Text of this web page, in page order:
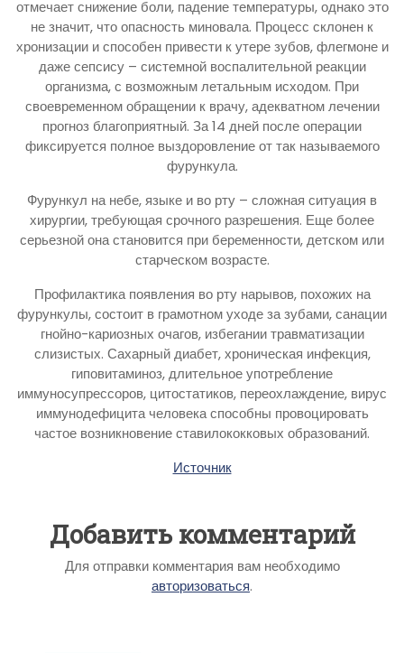
отмечает снижение боли, падение температуры, однако это
не значит, что опасность миновала. Процесс склонен к
хронизации и способен привести к утере зубов, флегмоне и
даже сепсису – системной воспалительной реакции
организма, с возможным летальным исходом. При
своевременном обращении к врачу, адекватном лечении
прогноз благоприятный. За 14 дней после операции
фиксируется полное выздоровление от так называемого
фурункула.
Фурункул на небе, языке и во рту – сложная ситуация в
хирургии, требующая срочного разрешения. Еще более
серьезной она становится при беременности, детском или
старческом возрасте.
Профилактика появления во рту нарывов, похожих на
фурункулы, состоит в грамотном уходе за зубами, санации
гнойно-кариозных очагов, избегании травматизации
слизистых. Сахарный диабет, хроническая инфекция,
гиповитаминоз, длительное употребление
иммуносупрессоров, цитостатиков, переохлаждение, вирус
иммунодефицита человека способны провоцировать
частое возникновение ставилококковых образований.
Источник
Добавить комментарий
Для отправки комментария вам необходимо
авторизоваться.